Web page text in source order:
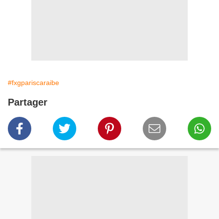
#fxgpariscaraibe
Partager